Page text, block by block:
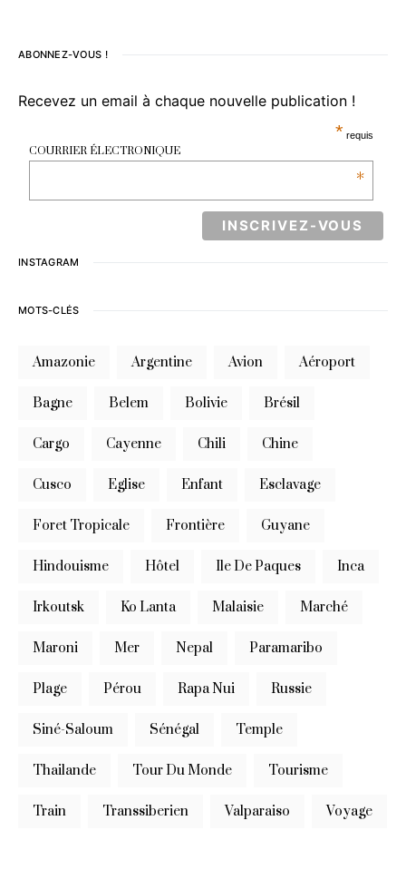
ABONNEZ-VOUS !
Recevez un email à chaque nouvelle publication !
* requis
COURRIER ÉLECTRONIQUE
*
INSTAGRAM
MOTS-CLÉS
Amazonie Argentine Avion Aéroport
Bagne Belem Bolivie Brésil
Cargo Cayenne Chili Chine
Cusco Eglise Enfant Esclavage
Foret Tropicale Frontière Guyane
Hindouisme Hôtel Ile De Paques Inca
Irkoutsk Ko Lanta Malaisie Marché
Maroni Mer Nepal Paramaribo
Plage Pérou Rapa Nui Russie
Siné-Saloum Sénégal Temple
Thailande Tour Du Monde Tourisme
Train Transsiberien Valparaiso Voyage